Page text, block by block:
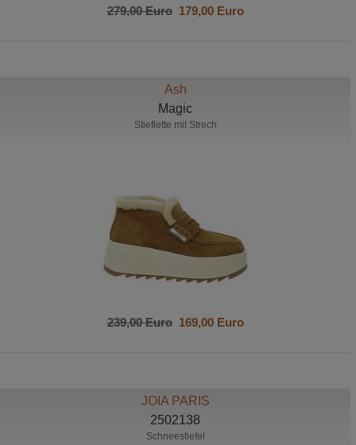
279,00 Euro179,00 Euro
Ash
Magic
Stieflette mit Strech
239,00 Euro169,00 Euro
JOIA PARIS
2502138
Schneestiefel